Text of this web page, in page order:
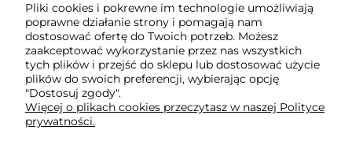
Obsługa klienta
Pomoc
Moje konto
Pliki cookies i pokrewne im technologie umożliwiają
poprawne działanie strony i pomagają nam
dostosować ofertę do Twoich potrzeb. Możesz
zaakceptować wykorzystanie przez nas wszystkich
tych plików i przejść do sklepu lub dostosować użycie
plików do swoich preferencji, wybierając opcję
"Dostosuj zgody".
Więcej o plikach cookies przeczytasz w naszej Polityce
prywatności.